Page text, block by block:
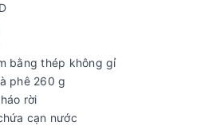
bằng thép không gỉ
phê 260 g
rời
cạn nước